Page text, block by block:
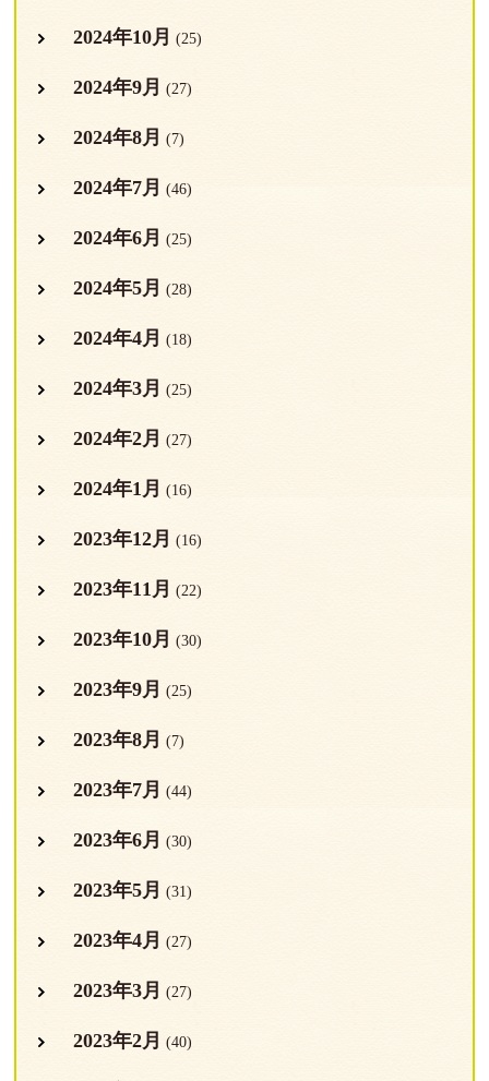
2024年10月 (25)
2024年9月 (27)
2024年8月 (7)
2024年7月 (46)
2024年6月 (25)
2024年5月 (28)
2024年4月 (18)
2024年3月 (25)
2024年2月 (27)
2024年1月 (16)
2023年12月 (16)
2023年11月 (22)
2023年10月 (30)
2023年9月 (25)
2023年8月 (7)
2023年7月 (44)
2023年6月 (30)
2023年5月 (31)
2023年4月 (27)
2023年3月 (27)
2023年2月 (40)